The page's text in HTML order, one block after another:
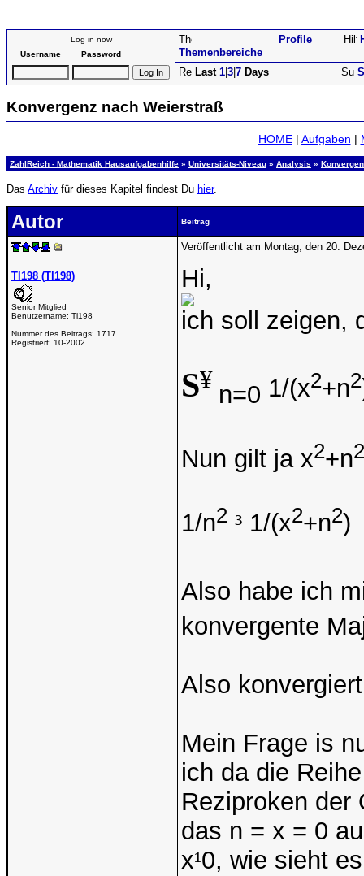
Log in now
Username
Password Themenbereiche
Profile
Last 1 3 7 Days
Konvergenz nach Weierstraß
HOME| Aufgaben |
ZahlReich - Mathematik Hausaufgabenhilfe » Universitäts-Niveau » Analysis »
Das Archiv für dieses Kapitel findest Du hier.
Autor Beitrag
Tl198 (Tl198)
Senior Mitglied
Benutzername: Tl198
Nummer des Beitrags: 1717
Registriert: 10-2002
Veröffentlicht am Montag, den 20.
Hi,
ich soll zeigen,
S¥
n=0 1/(x2+n2
Nun gilt ja x2+n2
1/n2 ³ 1/(x2+n2)
Also habe ich
konvergente
Also
Mein Frage is
ich da die
Reziproken der
das n = x = 0
x¹0, wie sieht